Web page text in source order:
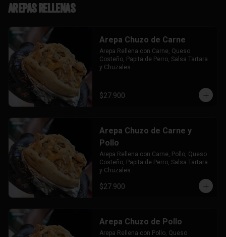
Arepas Rellenas
Arepa Chuzo de Carne
Arepa Rellena con Carne, Queso
Costeño, Papita de Perro, Salsa Tartara
y Chuzales.
$27.900
Arepa Chuzo de Carne y
Pollo
Arepa Rellena con Carne, Pollo, Queso
Costeño, Papita de Perro, Salsa Tartara
y Chuzales.
$27.900
Arepa Chuzo de Pollo
Arepa Rellena con Pollo, Queso